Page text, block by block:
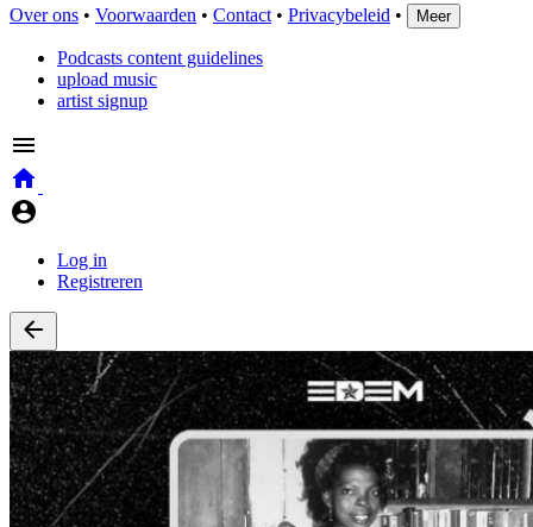
Over ons • Voorwaarden • Contact • Privacybeleid • Meer
Podcasts content guidelines
upload music
artist signup
Log in
Registreren